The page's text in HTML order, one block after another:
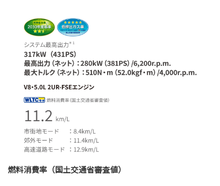
燃料消費率（国土交通省審査値）